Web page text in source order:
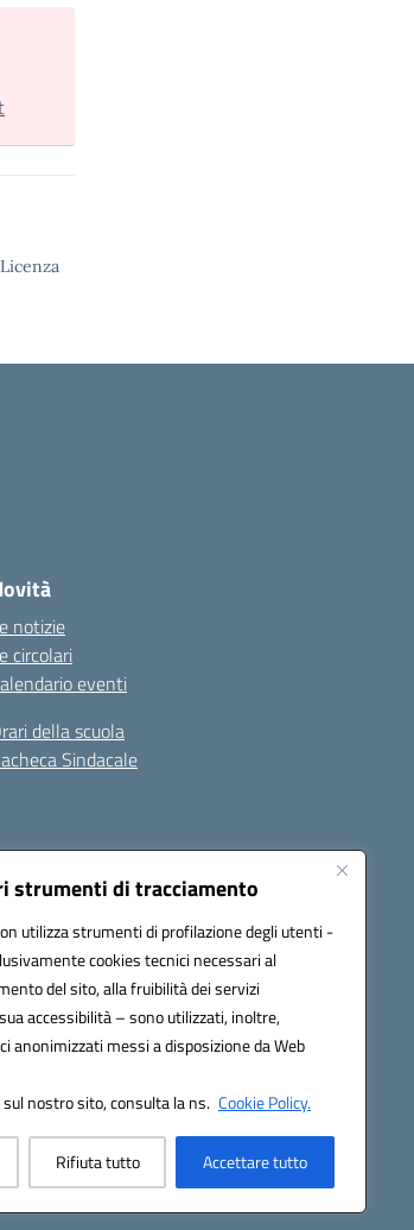
strumenti di tracciamento
utilizza strumenti di profilazione degli utenti -
cookies tecnici necessari al
del sito, alla fruibilità dei servizi
accessibilità – sono utilizzati, inoltre,
messi a disposizione da Web
sul nostro sito, consulta la ns. Cookie Policy.
Rifiuta tutto Accettare tutto
notizie
circolari
eventi
della scuola
Sindacale
Seguici su: